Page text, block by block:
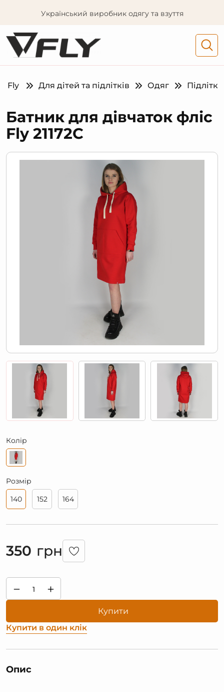
Український виробник одягу та взуття
Fly Для дітей та підлітків Одяг
Батник для дівчаток фліс
Fly 21172С
Колір
Розмір
140
152 164
350 грн
− +
Купити
Купити в один клік
Опис